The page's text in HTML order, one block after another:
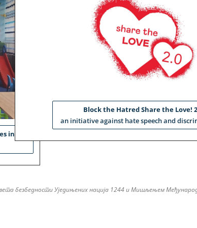
in
Block the Hatred Share the Love!
an initiative against hate speech and
безбедности Уједињених нација 1244 и Мишљењем